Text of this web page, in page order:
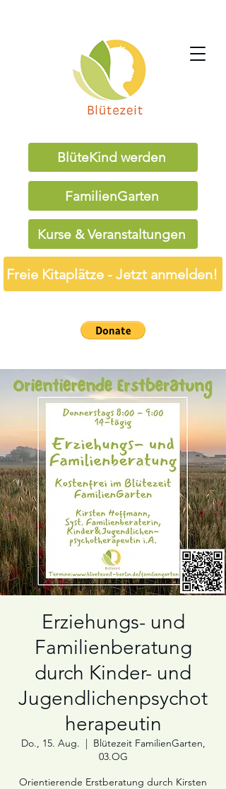
BlüteKind werden
FamilienGarten
Kurse & Veranstaltungen
Freie Kitaplätze - Jetzt anmelden!
Erziehungs- und
Familienberatung
durch Kinder- und
Jugendlichenpsychot
herapeutin
Do., 15. Aug.
  |
Blütezeit FamilienGarten,
03.OG
Orientierende Erstberatung durch Kirsten